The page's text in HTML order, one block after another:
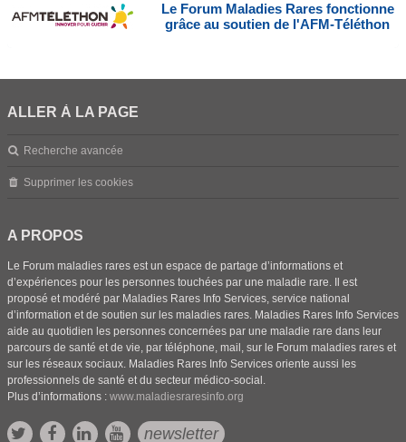
Le Forum Maladies Rares fonctionne
grâce au soutien de l'AFM-Téléthon
ALLER À LA PAGE
Recherche avancée
Supprimer les cookies
A PROPOS
Le Forum maladies rares est un espace de partage d’informations et
d’expériences pour les personnes touchées par une maladie rare. Il est
proposé et modéré par Maladies Rares Info Services, service national
d’information et de soutien sur les maladies rares. Maladies Rares Info Services
aide au quotidien les personnes concernées par une maladie rare dans leur
parcours de santé et de vie, par téléphone, mail, sur le Forum maladies rares et
sur les réseaux sociaux. Maladies Rares Info Services oriente aussi les
professionnels de santé et du secteur médico-social.
Plus d’informations : www.maladiesraresinfo.org
newsletter